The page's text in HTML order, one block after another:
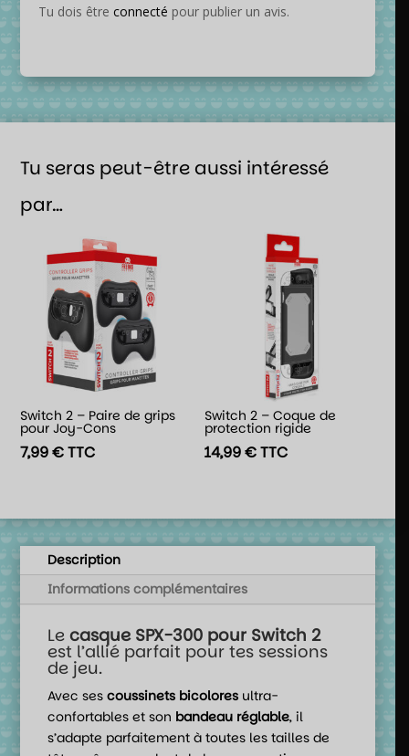
Tu dois être connecté pour publier un avis.
Tu seras peut-être aussi intéressé
par…
Switch 2 – Paire de grips
pour Joy-Cons
7,99€TTC
Switch 2 – Coque de
protection rigide
14,99€TTC
Description
Informations complémentaires
Le casque SPX-300 pour Switch 2
est l’allié parfait pour tes sessions
de jeu.
Avec ses coussinets bicoloresultra-
confortables et son bandeau réglable, il
s’adapte parfaitement à toutes les tailles de